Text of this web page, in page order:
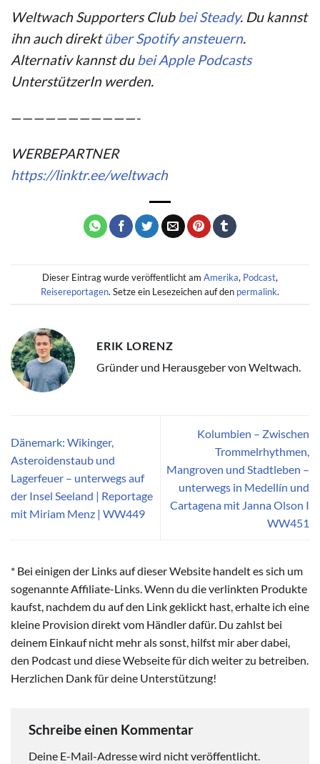
Weltwach Supporters Clubbei Steady. Du kannst
ihn auch direktüber Spotify ansteuern.
Alternativ kannst dubei Apple Podcasts
UnterstützerIn werden.
———————————-
WERBEPARTNER
https://linktr.ee/weltwach
Dieser Eintrag wurde veröffentlicht am Amerika, Podcast,
Reisereportagen. Setze ein Lesezeichen auf den permalink.
ERIK LORENZ
Gründer und Herausgeber von Weltwach.
Dänemark: Wikinger,
Asteroidenstaub und
Lagerfeuer – unterwegs auf
der Insel Seeland | Reportage
mit Miriam Menz | WW449
Kolumbien – Zwischen
Trommelrhythmen,
Mangroven und Stadtleben –
unterwegs in Medellín und
Cartagena mit Janna Olson I
WW451
* Bei einigen der Links auf dieser Website handelt es sich um
sogenannte Affiliate-Links. Wenn du die verlinkten Produkte
kaufst, nachdem du auf den Link geklickt hast, erhalte ich eine
kleine Provision direkt vom Händler dafür. Du zahlst bei
deinem Einkauf nicht mehr als sonst, hilfst mir aber dabei,
den Podcast und diese Webseite für dich weiter zu betreiben.
Herzlichen Dank für deine Unterstützung!
Schreibe einen Kommentar
Deine E-Mail-Adresse wird nicht veröffentlicht.